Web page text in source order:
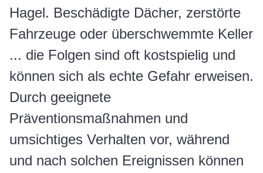
Hagel. Beschädigte Dächer, zerstörte
Fahrzeuge oder überschwemmte Keller
... die Folgen sind oft kostspielig und
können sich als echte Gefahr erweisen.
Durch geeignete
Präventionsmaßnahmen und
umsichtiges Verhalten vor, während
und nach solchen Ereignissen können